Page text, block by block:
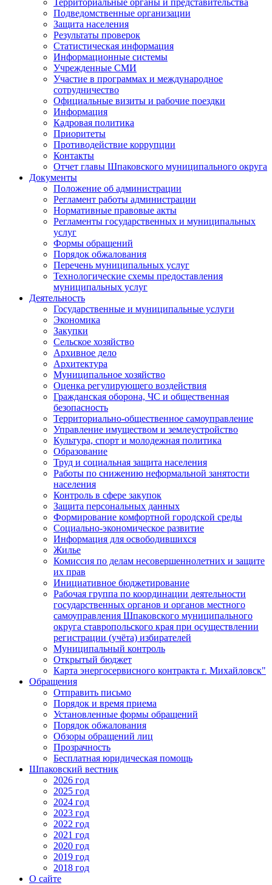
Территориальные органы и представительства
Подведомственные организации
Защита населения
Результаты проверок
Статистическая информация
Информационные системы
Учрежденные СМИ
Участие в программах и международное
сотрудничество
Официальные визиты и рабочие поездки
Информация
Кадровая политика
Приоритеты
Противодействие коррупции
Контакты
Отчет главы Шпаковского муниципального округа
Документы
Положение об администрации
Регламент работы администрации
Нормативные правовые акты
Регламенты государственных и муниципальных
услуг
Формы обращений
Порядок обжалования
Перечень муниципальных услуг
Технологические схемы предоставления
муниципальных услуг
Деятельность
Государственные и муниципальные услуги
Экономика
Закупки
Сельское хозяйство
Архивное дело
Архитектура
Муниципальное хозяйство
Оценка регулирующего воздействия
Гражданская оборона, ЧС и общественная
безопасность
Территориально-общественное самоуправление
Управление имуществом и землеустройство
Культура, спорт и молодежная политика
Образование
Труд и социальная защита населения
Работы по снижению неформальной занятости
населения
Контроль в сфере закупок
Защита персональных данных
Формирование комфортной городской среды
Социально-экономическое развитие
Информация для освободившихся
Жилье
Комиссия по делам несовершеннолетних и защите
их прав
Инициативное бюджетирование
Рабочая группа по координации деятельности
государственных органов и органов местного
самоуправления Шпаковского муниципального
округа ставропольского края при осуществлении
регистрации (учёта) избирателей
Муниципальный контроль
Открытый бюджет
Карта энергосервисного контракта г. Михайловск"
Обращения
Отправить письмо
Порядок и время приема
Установленные формы обращений
Порядок обжалования
Обзоры обращений лиц
Прозрачность
Бесплатная юридическая помощь
Шпаковский вестник
2026 год
2025 год
2024 год
2023 год
2022 год
2021 год
2020 год
2019 год
2018 год
О сайте